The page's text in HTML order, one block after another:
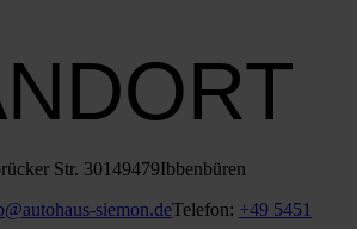
Str. 30149479Ibben­bü­ren
siemon.deTele­fon: +49 5451